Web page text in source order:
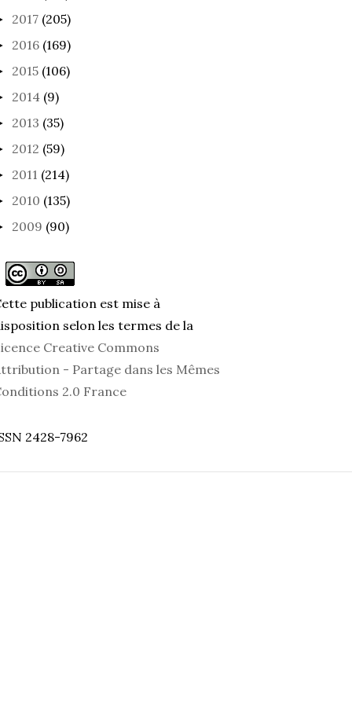
2017 (205)
2016 (169)
2015 (106)
2014 (9)
2013 (35)
2012 (59)
2011 (214)
2010 (135)
2009 (90)
publication est mise à
selon les termes de la
Creative Commons
- Partage dans les Mêmes
2.0 France
2428-7962